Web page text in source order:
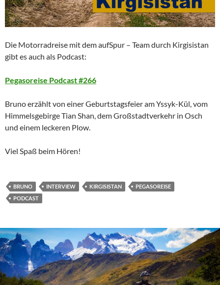
Die Motorradreise mit dem aufSpur – Team durch Kirgisistan
gibt es auch als Podcast:
Pegasoreise Podcast #266
Bruno erzählt von einer Geburtstagsfeier am Yssyk-Kül, vom
Himmelsgebirge Tian Shan, dem Großstadtverkehr in Osch
und einem leckeren Plow.
Viel Spaß beim Hören!
BRUNO INTERVIEW KIRGISISTAN
PEGASOREISE
PODCAST